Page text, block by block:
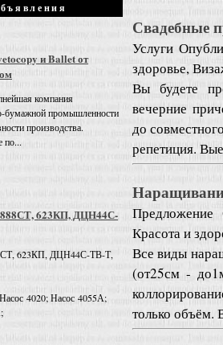
и Ballet от
компания
бумажной промышленности
производства.
по...
623КП, ДЦН44С-
623КП, ДЦН44С-ТВ-Т,
4020; Насос 4055А;
Свадебные
Услуги
здоровье,
Вы будете
вечерние
до
репетиция.
Предложение
Красота и
Все виды
(от25см -
только объём.